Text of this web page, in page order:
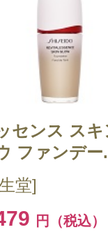
ミネラルの
、暗くな
なので、こ
もしれませ
役
コミを見る
センス スキ
ファンデー
堂]
円（税込）